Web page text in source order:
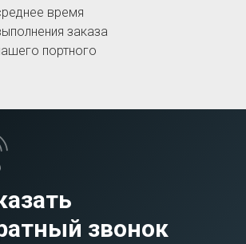
время
заказа
портного
звонок